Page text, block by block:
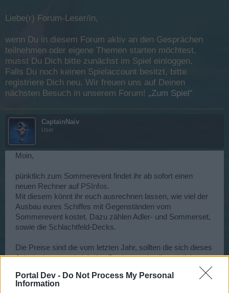
Portal Dev - Do Not Process My Personal
Information
Liebe(r) Forum-Leser/in,
wenn Du in diesem Forum aktiv an den Gesprächen
teilnehmen oder eigene Themen starten möchtest,
musst Du Dich bitte zunächst im Spiel einloggen.
Falls Du noch keinen Spielaccount besitzt, bitte
registriere Dich neu. Wir freuen uns auf Deinen
nächsten Besuch in unserem Forum! „Zum Spiel“
CaptainNaiv
User
Moin,
pünktlich zum Sommerevent findet ihr ab sofort einen
neuen Rechner auf PSInfos.
Mit diesem könnt ihr euch ausrechnen lassen, wie viel der
Ausbau eures Schiffes mit Gegenständen vom
Sommerevent kostet. Dazu zählen Adler- und Sommerset,
sowie die Schlachtfeld-Decks.
Die Preise sind die vom letzten Jahr, sollten die sich dieses
Jahr ändern, werde ich den Rechner schnellstmöglich
Ich weiß nicht, ob überhaupt Interesse daran besteht. War